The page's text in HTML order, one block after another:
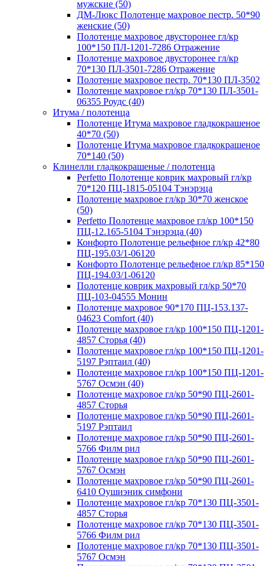
мужские (50)
ДМ-Люкс Полотенце махровое пестр. 50*90
женские (50)
Полотенце махровое двусторонее гл/кр
100*150 ПЛ-1201-7286 Отражение
Полотенце махровое двусторонее гл/кр
70*130 ПЛ-3501-7286 Отражение
Полотенце махровое пестр. 70*130 ПЛ-3502
Полотенце махровое гл/кр 70*130 ПЛ-3501-
06355 Роудс (40)
Итума / полотенца
Полотенце Итума махровое гладкокрашеное
40*70 (50)
Полотенце Итума махровое гладкокрашеное
70*140 (50)
Клинелли гладкокрашеные / полотенца
Perfetto Полотенце коврик махровый гл/кр
70*120 ПЦ-1815-05104 Тэнэрэца
Полотенце махровое гл/кр 30*70 женское
(50)
Perfetto Полотенце махровое гл/кр 100*150
ПЦ-12.165-5104 Тэнэрэца (40)
Конфорто Полотенце рельефное гл/кр 42*80
ПЦ-195.03/1-06120
Конфорто Полотенце рельефное гл/кр 85*150
ПЦ-194.03/1-06120
Полотенце коврик махровый гл/кр 50*70
ПЦ-103-04555 Монин
Полотенце махровое 90*170 ПЦ-153.137-
04623 Comfort (40)
Полотенце махровое гл/кр 100*150 ПЦ-1201-
4857 Сторья (40)
Полотенце махровое гл/кр 100*150 ПЦ-1201-
5197 Рэптаил (40)
Полотенце махровое гл/кр 100*150 ПЦ-1201-
5767 Осмэн (40)
Полотенце махровое гл/кр 50*90 ПЦ-2601-
4857 Сторья
Полотенце махровое гл/кр 50*90 ПЦ-2601-
5197 Рэптаил
Полотенце махровое гл/кр 50*90 ПЦ-2601-
5766 Филм рил
Полотенце махровое гл/кр 50*90 ПЦ-2601-
5767 Осмэн
Полотенце махровое гл/кр 50*90 ПЦ-2601-
6410 Оушиэник симфони
Полотенце махровое гл/кр 70*130 ПЦ-3501-
4857 Сторья
Полотенце махровое гл/кр 70*130 ПЦ-3501-
5766 Филм рил
Полотенце махровое гл/кр 70*130 ПЦ-3501-
5767 Осмэн